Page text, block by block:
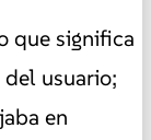
que significa
usuario;
en